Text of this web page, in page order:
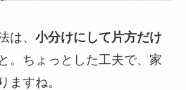
は、 小分けにして片方だけ
。ちょっとした工夫で、家
ますね。